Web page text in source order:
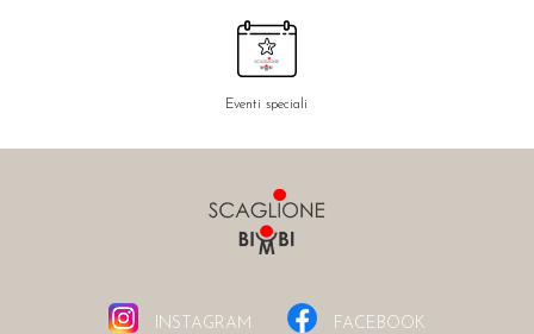
Eventi speciali
INSTAGRAM FACEBOOK